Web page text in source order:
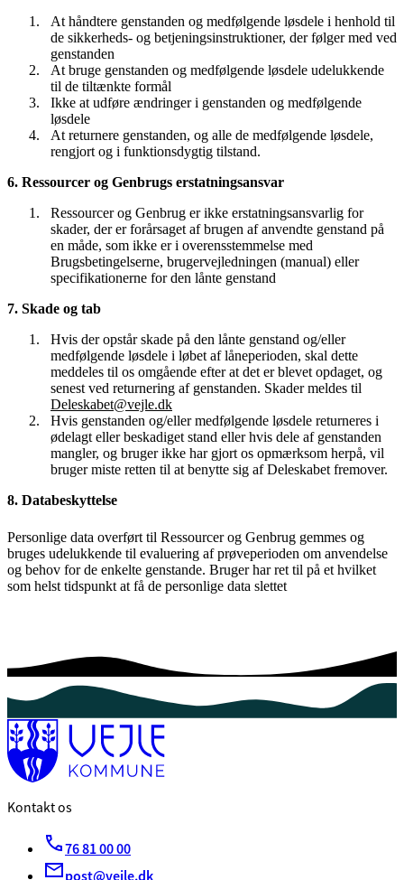
At håndtere genstanden og medfølgende løsdele i henhold til
de sikkerheds- og betjeningsinstruktioner, der følger med ved
genstanden
At bruge genstanden og medfølgende løsdele udelukkende
til de tiltænkte formål
Ikke at udføre ændringer i genstanden og medfølgende
løsdele
At returnere genstanden, og alle de medfølgende løsdele,
rengjort og i funktionsdygtig tilstand.
6. Ressourcer og Genbrugs erstatningsansvar
Ressourcer og Genbrug er ikke erstatningsansvarlig for
skader, der er forårsaget af brugen af anvendte genstand på
en måde, som ikke er i overensstemmelse med
Brugsbetingelserne, brugervejledningen (manual) eller
specifikationerne for den lånte genstand
7. Skade og tab
Hvis der opstår skade på den lånte genstand og/eller
medfølgende løsdele i løbet af låneperioden, skal dette
meddeles til os omgående efter at det er blevet opdaget, og
senest ved returnering af genstanden. Skader meldes til
Deleskabet@vejle.dk
Hvis genstanden og/eller medfølgende løsdele returneres i
ødelagt eller beskadiget stand eller hvis dele af genstanden
mangler, og bruger ikke har gjort os opmærksom herpå, vil
bruger miste retten til at benytte sig af Deleskabet fremover.
8. Databeskyttelse
Personlige data overført til Ressourcer og Genbrug gemmes og
bruges udelukkende til evaluering af prøveperioden om anvendelse
og behov for de enkelte genstande. Bruger har ret til på et hvilket
som helst tidspunkt at få de personlige data slettet
Kontakt os
76 81 00 00
post@vejle.dk